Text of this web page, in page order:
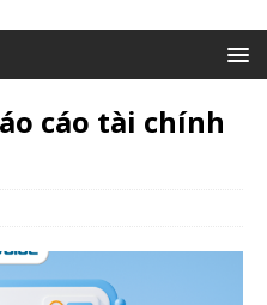
cáo tài chính